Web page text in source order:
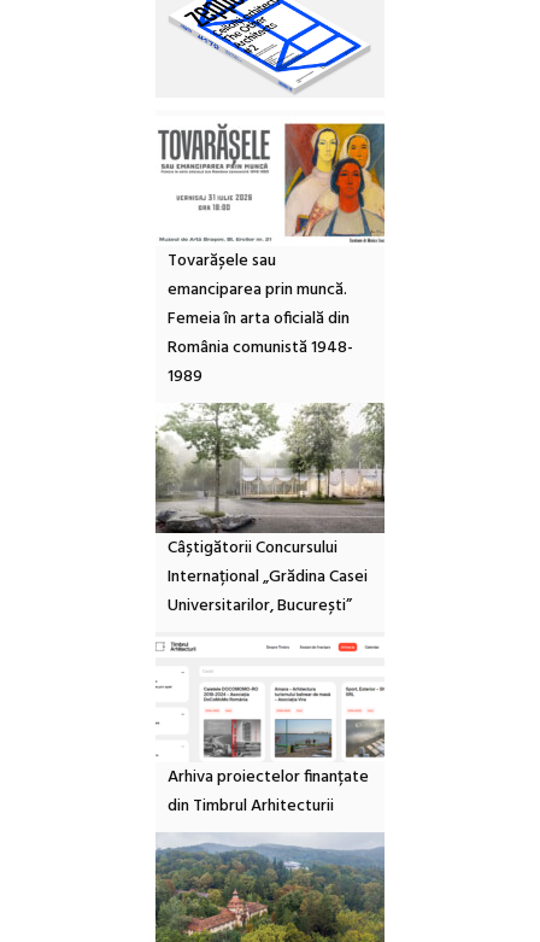
Tovarășele sau
emanciparea prin muncă.
Femeia în arta oficială din
România comunistă 1948-
1989
Câștigătorii Concursului
Internațional „Grădina Casei
Universitarilor, București”
Arhiva proiectelor finanțate
din Timbrul Arhitecturii